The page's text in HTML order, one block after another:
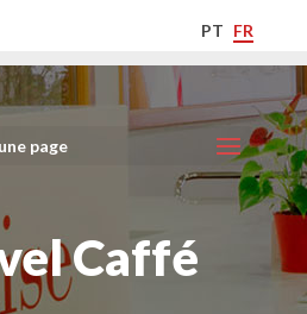
PT FR
page
Caffé